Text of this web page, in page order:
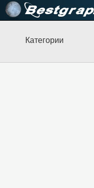
Категории